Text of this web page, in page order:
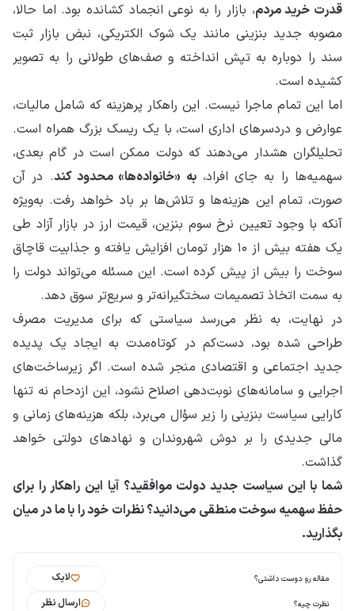
قدرت خرید مردم، بازار را به نوعی انجماد کشانده بود. اما حالا،
مصوبه جدید بنزینی مانند یک شوک الکتریکی، نبض بازار ثبت
سند را دوباره به تپش انداخته و صف‌های طولانی را به تصویر
کشیده است.
اما این تمام ماجرا نیست. این راهکار پرهزینه که شامل مالیات،
عوارض و دردسرهای اداری است، با یک ریسک بزرگ همراه است.
تحلیلگران هشدار می‌دهند که دولت ممکن است در گام بعدی،
سهمیه‌ها را به جای افراد،به «خانواده‌ها» محدود کند. در آن
صورت، تمام این هزینه‌ها و تلاش‌ها بر باد خواهد رفت. به‌ویژه
آنکه با وجود تعیین نرخ سوم بنزین، قیمت ارز در بازار آزاد طی
یک هفته بیش از ۱۰ هزار تومان افزایش یافته و جذابیت قاچاق
سوخت را بیش از پیش کرده است. این مسئله می‌تواند دولت را
به سمت اتخاذ تصمیمات سختگیرانه‌تر و سریع‌تر سوق دهد.
در نهایت، به نظر می‌رسد سیاستی که برای مدیریت مصرف
طراحی شده بود، دست‌کم در کوتاه‌مدت به ایجاد یک پدیده
جدید اجتماعی و اقتصادی منجر شده است. اگر زیرساخت‌های
اجرایی و سامانه‌های نوبت‌دهی اصلاح نشود، این ازدحام نه تنها
کارایی سیاست بنزینی را زیر سؤال می‌برد، بلکه هزینه‌های زمانی و
مالی جدیدی را بر دوش شهروندان و نهادهای دولتی خواهد
گذاشت.
شما با این سیاست جدید دولت موافقید؟ آیا این راهکار را برای
حفظ سهمیه سوخت منطقی می‌دانید؟ نظرات خود را با ما در میان
بگذارید.
مقاله رو دوست داشتی؟ لایک
نظرت چیه؟ ارسال نظر